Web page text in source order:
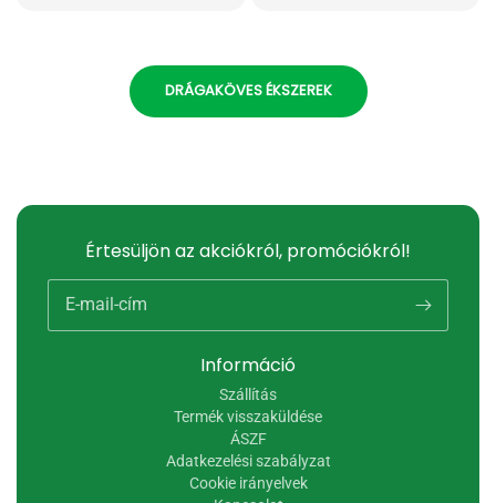
DRÁGAKÖVES ÉKSZEREK
Információ
Szállítás
Termék visszaküldése
ÁSZF
Adatkezelési szabályzat
Cookie irányelvek
Értesüljön az akciókról, promóciókról!
E-mail-cím